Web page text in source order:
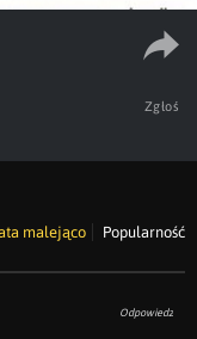
Zgłoś
malejąco Popularność
Odpowiedz